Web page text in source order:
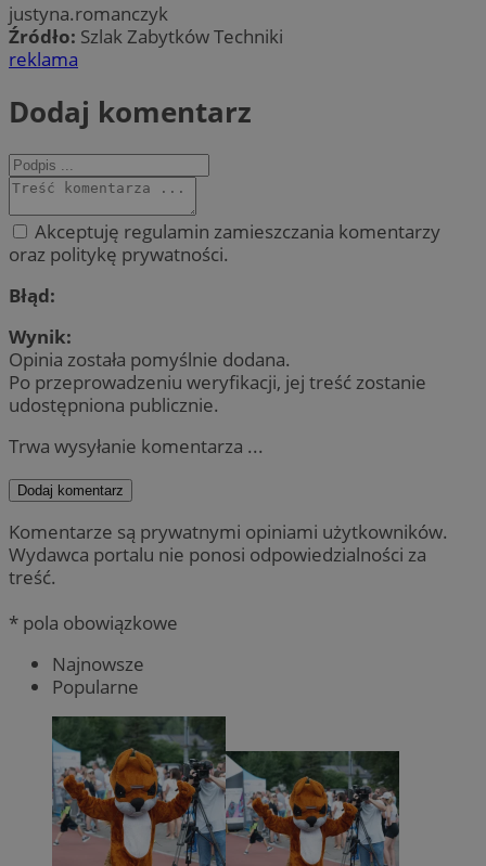
justyna.romanczyk
Źródło: Szlak Zabytków Techniki
reklama
Dodaj komentarz
Akceptuję regulamin zamieszczania komentarzy
oraz politykę prywatności.
Błąd:
Wynik:
Opinia została pomyślnie dodana.
Po przeprowadzeniu weryfikacji, jej treść zostanie
udostępniona publicznie.
Trwa wysyłanie komentarza ...
Dodaj komentarz
Komentarze są prywatnymi opiniami użytkowników.
Wydawca portalu nie ponosi odpowiedzialności za
treść.
* pola obowiązkowe
Najnowsze
Popularne